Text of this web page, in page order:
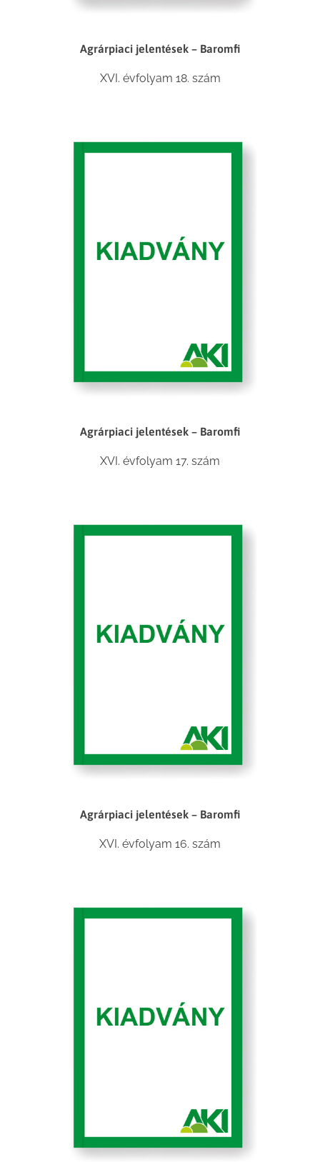
Agrárpiaci jelentések – Baromfi
XVI. évfolyam 18. szám
Agrárpiaci jelentések – Baromfi
XVI. évfolyam 17. szám
Agrárpiaci jelentések – Baromfi
XVI. évfolyam 16. szám